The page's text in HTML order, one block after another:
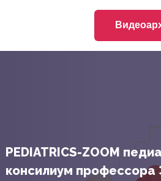
PEDIATRICS-ZOOM
консилиум профессора